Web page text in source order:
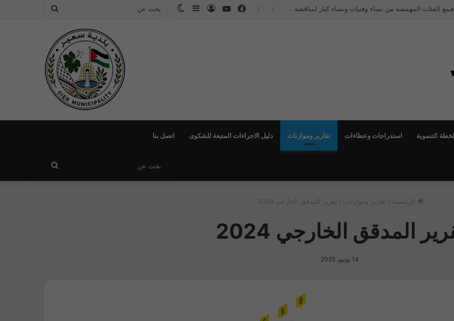
بحث
الوضع إضافةتسجيليوتيوب
فيسبوك
التنموية استدراجات وعطاءات تقارير وموازنات دليل الاجراءات المتبعة للشكوى اتصل بنا
بحث
الرئيسية / تقارير وموازنات / تقرير المدقق الخارجي 2024
المدقق الخارجي 2024
14 يونيو، 2025